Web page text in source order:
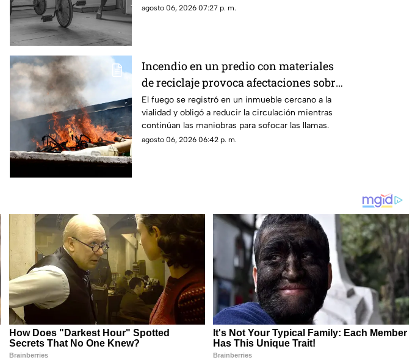
agosto 06, 2026 07:27 p. m.
Incendio en un predio con materiales
de reciclaje provoca afectaciones sobre
la carretera 57
El fuego se registró en un inmueble cercano a la
vialidad y obligó a reducir la circulación mientras
continúan las maniobras para sofocar las llamas.
agosto 06, 2026 06:42 p. m.